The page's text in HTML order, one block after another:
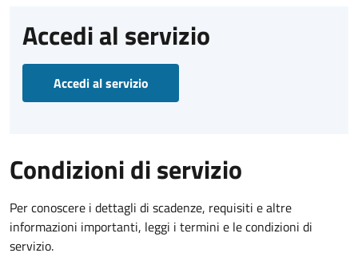
Accedi al servizio
Accedi al servizio
Condizioni di servizio
Per conoscere i dettagli di scadenze, requisiti e altre
informazioni importanti, leggi i termini e le condizioni di
servizio.